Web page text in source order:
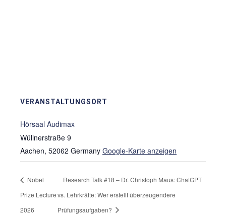
VERANSTALTUNGSORT
Hörsaal Audimax
Wüllnerstraße 9
Aachen, 52062 Germany Google-Karte anzeigen
Nobel
Prize Lecture
2026
Research Talk #18 – Dr. Christoph Maus: ChatGPT
vs. Lehrkräfte: Wer erstellt überzeugendere
Prüfungsaufgaben?